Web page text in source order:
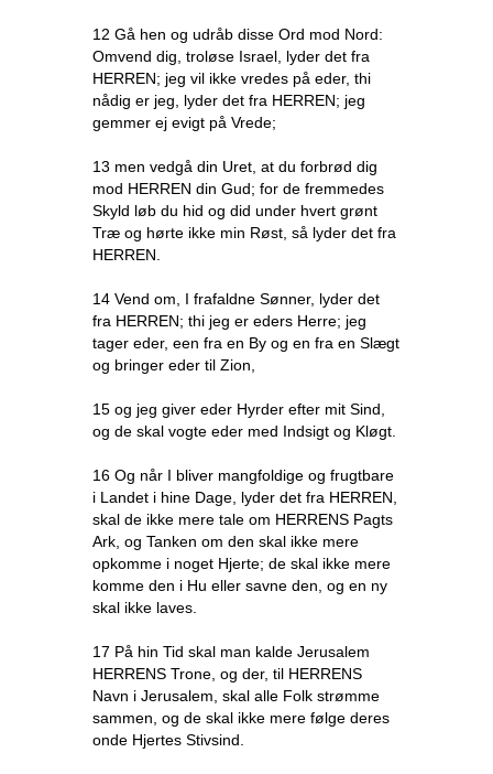
12 Gå hen og udråb disse Ord mod Nord:
Omvend dig, troløse Israel, lyder det fra
HERREN; jeg vil ikke vredes på eder, thi
nådig er jeg, lyder det fra HERREN; jeg
gemmer ej evigt på Vrede;
13 men vedgå din Uret, at du forbrød dig
mod HERREN din Gud; for de fremmedes
Skyld løb du hid og did under hvert grønt
Træ og hørte ikke min Røst, så lyder det fra
HERREN.
14 Vend om, I frafaldne Sønner, lyder det
fra HERREN; thi jeg er eders Herre; jeg
tager eder, een fra en By og en fra en Slægt
og bringer eder til Zion,
15 og jeg giver eder Hyrder efter mit Sind,
og de skal vogte eder med Indsigt og Kløgt.
16 Og når I bliver mangfoldige og frugtbare
i Landet i hine Dage, lyder det fra HERREN,
skal de ikke mere tale om HERRENS Pagts
Ark, og Tanken om den skal ikke mere
opkomme i noget Hjerte; de skal ikke mere
komme den i Hu eller savne den, og en ny
skal ikke laves.
17 På hin Tid skal man kalde Jerusalem
HERRENS Trone, og der, til HERRENS
Navn i Jerusalem, skal alle Folk strømme
sammen, og de skal ikke mere følge deres
onde Hjertes Stivsind.